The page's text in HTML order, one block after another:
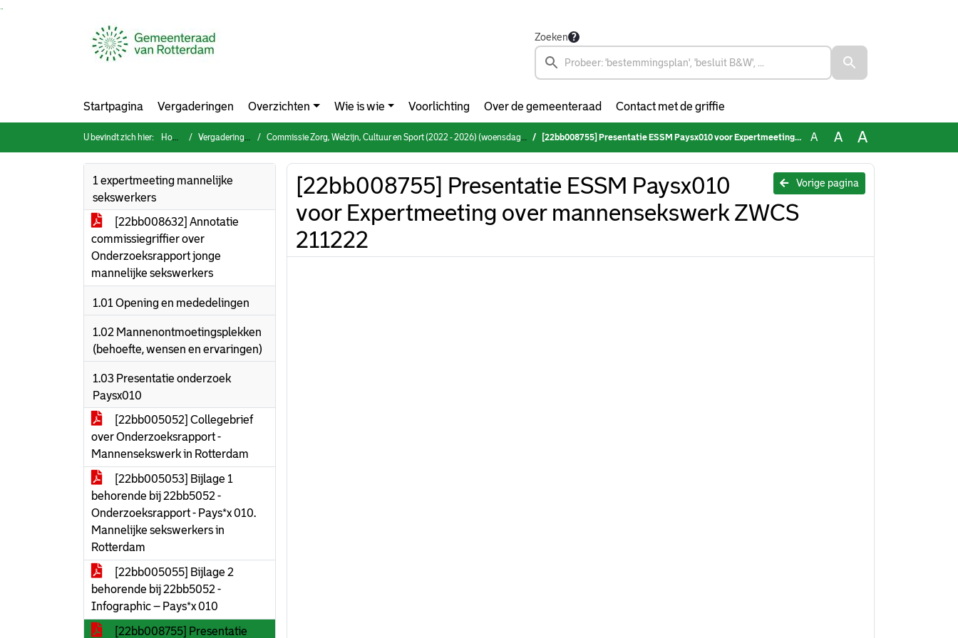
Zoeken
Startpagina Vergaderingen Overzichten Wie is wie Voorlichting Over de gemeenteraad Contact met de griffie
U bevindt zich hier: Home Vergaderingen Commissie Zorg, Welzijn, Cultuur en Sport (2022 - 2026) (woensdag 21 december 2022) [22bb008755] Presentatie ESSM Paysx010 voor Expertmeeting over mannensekswerk ZWCS 211222 A A A
1 expertmeeting mannelijke
sekswerkers
[22bb008632] Annotatie
commissiegriffier over
Onderzoeksrapport jonge
mannelijke sekswerkers
1.01 Opening en mededelingen
1.02 Mannenontmoetingsplekken
(behoefte, wensen en ervaringen)
1.03 Presentatie onderzoek
Paysx010
[22bb005052] Collegebrief
over Onderzoeksrapport -
Mannensekswerk in Rotterdam
[22bb005053] Bijlage 1
behorende bij 22bb5052 -
Onderzoeksrapport - Pays*x 010.
Mannelijke sekswerkers in
Rotterdam
[22bb005055] Bijlage 2
behorende bij 22bb5052 -
Infographic – Pays*x 010
[22bb008755] Presentatie
Vorige pagina
[22bb008755] Presentatie ESSM Paysx010
voor Expertmeeting over mannensekswerk ZWCS
211222